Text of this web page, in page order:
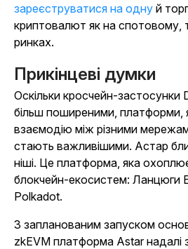
зареєструватися на одну й
криптовалют як на спотовому,
ринках.
Прикінцеві думки
Оскільки кросчейн-застосунки
більш поширеними, платформи,
взаємодію між різними
стають важливішими. Астар
ніші. Це платформа, яка
блокчейн-екосистем: Ланцюги
Polkadot.
З запланованим запуском
zkEVM платформа Astar